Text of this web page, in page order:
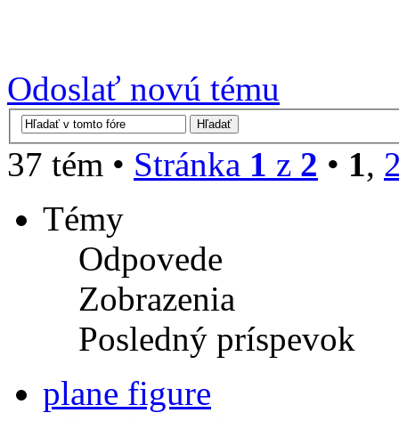
Odoslať novú tému
37 tém • Stránka 1 z 2 • 1,
Témy
Odpovede
Zobrazenia
Posledný príspevok
plane figure